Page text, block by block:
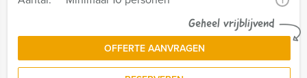
Geheel vrijblijvend
OFFERTE AANVRAGEN